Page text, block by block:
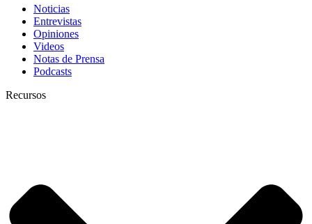
Noticias
Entrevistas
Opiniones
Videos
Notas de Prensa
Podcasts
Recursos